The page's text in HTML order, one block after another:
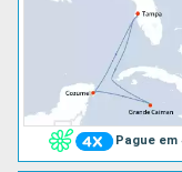
Pague em